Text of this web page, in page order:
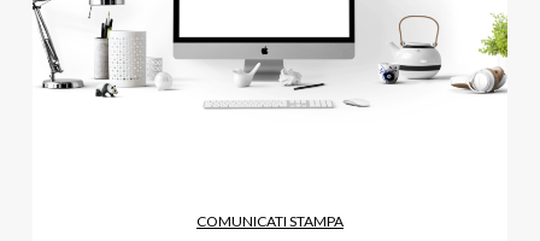
COMUNICATI STAMPA